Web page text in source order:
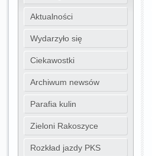
Aktualności
Wydarzyło się
Ciekawostki
Archiwum newsów
Parafia kulin
Zieloni Rakoszyce
Rozkład jazdy PKS